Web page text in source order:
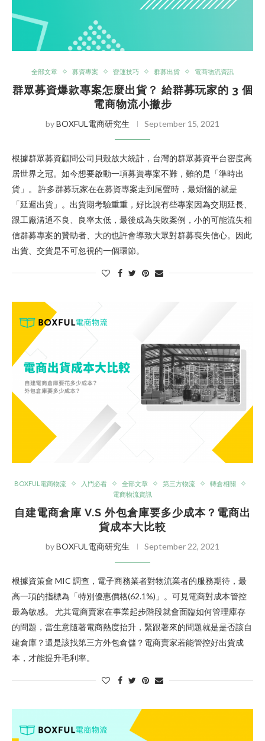
全部文章 募資專案 營運技巧 群募出貨 電商物流資訊
群眾募資爆款專案怎麼出貨？ 給群募玩家的 3 個
電商物流小撇步
byBOXFUL電商研究生 September 15, 2021
根據群眾募資顧問公司貝殼放大統計，台灣的群眾募資平台密度高
居世界之冠。如今想要啟動一項募資專案不難，難的是「準時出
貨」。 許多群募玩家在在募資專案走到尾聲時，最煩惱的就是
「延遲出貨」。出貨期考驗重重，好比說有些專案因為交期延長、
跟工廠溝通不良、良率太低，最後成為失敗案例，小的可能流失相
信群募專案的贊助者、大的也許會導致大眾對群募喪失信心。因此
出貨、交貨是不可忽視的一個環節。
BOXFUL電商物流 入門必看 全部文章 第三方物流
轉倉相關
電商物流資訊
自建電商倉庫 V.S 外包倉庫要多少成本？電商出
貨成本大比較
byBOXFUL電商研究生 September 22, 2021
根據資策會 MIC 調查，電子商務業者對物流業者的服務期待，最
高一項的指標為「特別優惠價格(62.1%)」。可見電商對成本管控
最為敏感。 尤其電商賣家在事業起步階段就會面臨如何管理庫存
的問題，當生意隨著電商熱度抬升，緊跟著來的問題就是是否該自
建倉庫？還是該找第三方外包倉儲？電商賣家若能管控好出貨成
本，才能提升毛利率。